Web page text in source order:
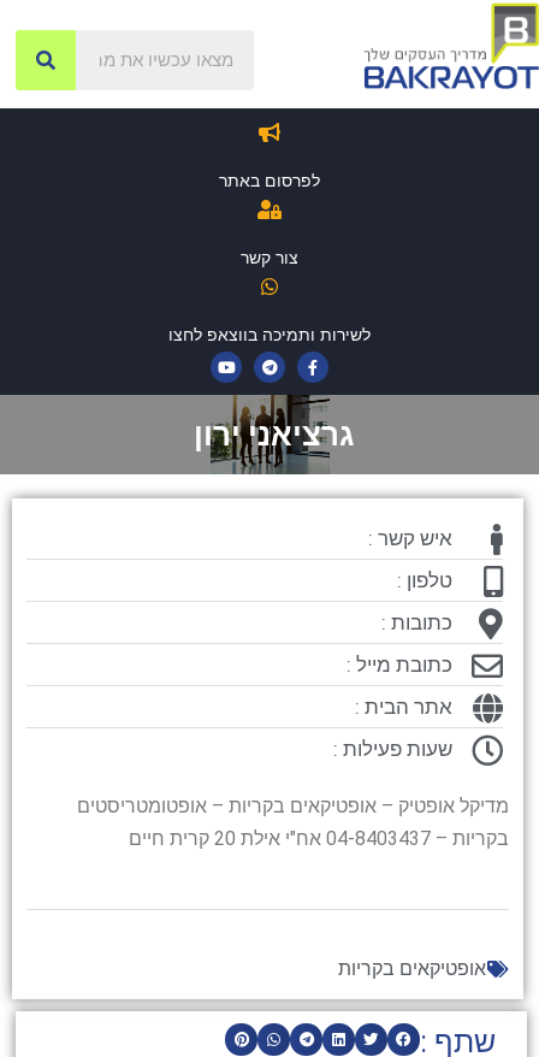
לפרסום באתר
צור קשר
לשירות ותמיכה בווצאפ לחצו
גרציאני ירון
שתף :
איש קשר :
טלפון :
כתובות :
כתובת מייל :
אתר הבית :
שעות פעילות :
מדיקל אופטיק – אופטיקאים בקריות – אופטומטריסטים
בקריות – 04-8403437 אח"י אילת 20 קרית חיים
אופטיקאים בקריות